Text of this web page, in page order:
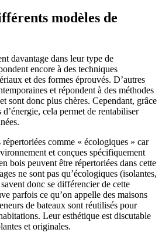
modèles de
davantage dans leur type de
encore à des techniques
et des formes éprouvés. D’autres
et répondent à des méthodes
sont donc plus chères. Cependant, grâce
cela permet de rentabiliser
comme « écologiques » car
et conçues spécifiquement
bois peuvent être répertoriées dans cette
ne sont pas qu’écologiques (isolantes,
donc se différencier de cette
parfois ce qu’on appelle des maisons
de bateaux sont réutilisés pour
Leur esthétique est discutable
et originales.